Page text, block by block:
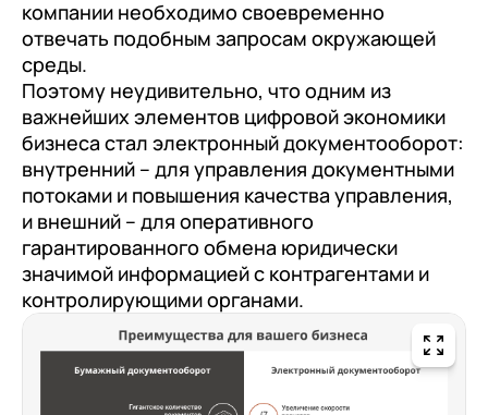
компании необходимо своевременно
отвечать подобным запросам окружающей
среды.
Поэтому неудивительно, что одним из
важнейших элементов цифровой экономики
бизнеса стал электронный документооборот:
внутренний – для управления документными
потоками и повышения качества управления,
и внешний – для оперативного
гарантированного обмена юридически
значимой информацией с контрагентами и
контролирующими органами.
Сервисы 1С
1С-ЭДО
1С:Контрагент
1С-Отчетность
1С:Фреш
Доки 1С